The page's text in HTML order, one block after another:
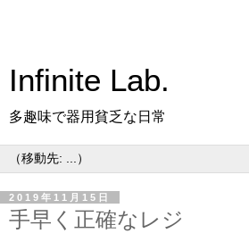
Infinite Lab.
多趣味で器用貧乏な日常
2019年11月15日
手早く正確なレジ